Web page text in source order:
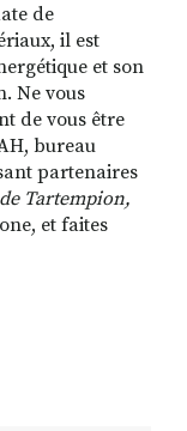
de
il est
et son
Ne vous
de vous être
bureau
partenaires
Tartempion,
et faites